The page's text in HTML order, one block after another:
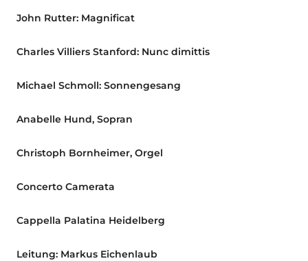
John Rutter: Magnificat
Charles Villiers Stanford: Nunc dimittis
Michael Schmoll: Sonnengesang
Anabelle Hund, Sopran
Christoph Bornheimer, Orgel
Concerto Camerata
Cappella Palatina Heidelberg
Leitung: Markus Eichenlaub